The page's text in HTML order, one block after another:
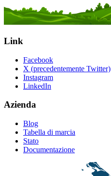
Link
Facebook
X (precedentemente Twitter)
Instagram
LinkedIn
Azienda
Blog
Tabella di marcia
Stato
Documentazione